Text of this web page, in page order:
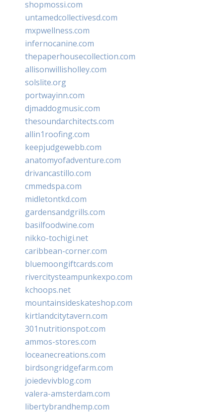
shopmossi.com
untamedcollectivesd.com
mxpwellness.com
infernocanine.com
thepaperhousecollection.com
allisonwillisholley.com
solslite.org
portwayinn.com
djmaddogmusic.com
thesoundarchitects.com
allin1roofing.com
keepjudgewebb.com
anatomyofadventure.com
drivancastillo.com
cmmedspa.com
midletontkd.com
gardensandgrills.com
basilfoodwine.com
nikko-tochigi.net
caribbean-corner.com
bluemoongiftcards.com
rivercitysteampunkexpo.com
kchoops.net
mountainsideskateshop.com
kirtlandcitytavern.com
301nutritionspot.com
ammos-stores.com
loceanecreations.com
birdsongridgefarm.com
joiedevivblog.com
valera-amsterdam.com
libertybrandhemp.com